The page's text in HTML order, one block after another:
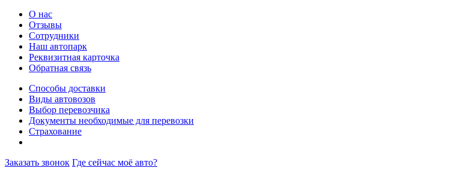
О нас
Отзывы
Сотрудники
Наш автопарк
Реквизитная карточка
Обратная связь
Способы доставки
Виды автовозов
Выбор перевозчика
Документы необходимые для перевозки
Страхование
Заказать звонок Где сейчас моё авто?